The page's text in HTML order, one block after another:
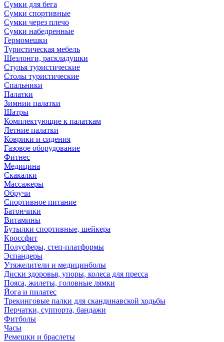
Сумки для бега
Сумки спортивные
Сумки через плечо
Сумки набедренные
Гермомешки
Туристическая мебель
Шезлонги, раскладушки
Стулья туристические
Столы туристические
Спальники
Палатки
Зимнии палатки
Шатры
Комплектующие к палаткам
Летние палатки
Коврики и сидения
Газовое оборудование
Фитнес
Медицина
Скакалки
Массажеры
Обручи
Спортивное питание
Батончики
Витамины
Бутылки спортивные, шейкера
Кроссфит
Полусферы, степ-платформы
Эспандеры
Утяжелители и медицинболы
Диски здоровья, упоры, колеса для пресса
Пояса, жилеты, головные лямки
Йога и пилатес
Трекинговые палки для скандинавской ходьбы
Перчатки, суппорта, бандажи
Фитболы
Часы
Ремешки и браслеты